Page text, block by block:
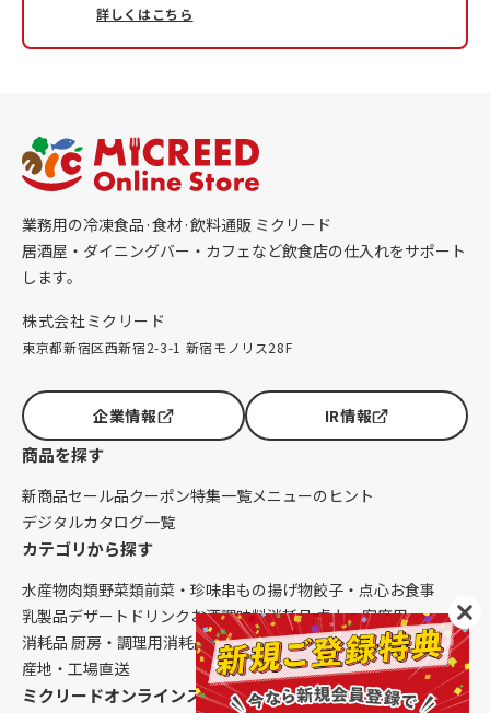
詳しくはこちら
業務用の冷凍食品·食材·飲料通販 ミクリード
居酒屋・ダイニングバー・カフェなど飲食店の仕入れをサポート
します。
株式会社ミクリード
東京都新宿区西新宿2-3-1 新宿モノリス28F
企業情報 IR情報
商品を探す
新商品セール品クーポン特集一覧メニューのヒント
デジタルカタログ一覧
カテゴリから探す
水産物肉類野菜類前菜・珍味串もの揚げ物餃子・点心お食事
乳製品デザート ドリンク お酒調味料消耗品 卓上・客席用
消耗品 厨房・調理用消耗品 クレンリネス生鮮品（配送便限定）
産地・工場直送
ミクリードオンラインストアについて